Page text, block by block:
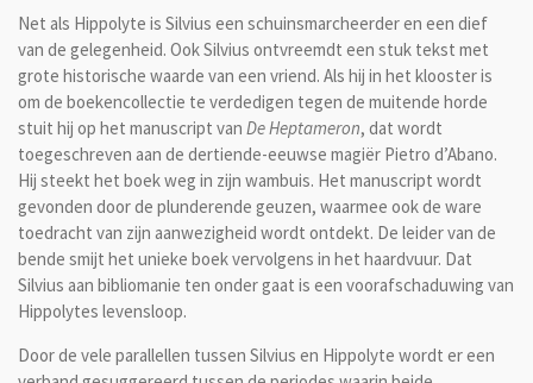
Net als Hippolyte is Silvius een schuinsmarcheerder en een dief
van de gelegenheid. Ook Silvius ontvreemdt een stuk tekst met
grote historische waarde van een vriend. Als hij in het klooster is
om de boekencollectie te verdedigen tegen de muitende horde
stuit hij op het manuscript van De Heptameron, dat wordt
toegeschreven aan de dertiende-eeuwse magiër Pietro d’Abano.
Hij steekt het boek weg in zijn wambuis. Het manuscript wordt
gevonden door de plunderende geuzen, waarmee ook de ware
toedracht van zijn aanwezigheid wordt ontdekt. De leider van de
bende smijt het unieke boek vervolgens in het haardvuur. Dat
Silvius aan bibliomanie ten onder gaat is een voorafschaduwing van
Hippolytes levensloop.
Door de vele parallellen tussen Silvius en Hippolyte wordt er een